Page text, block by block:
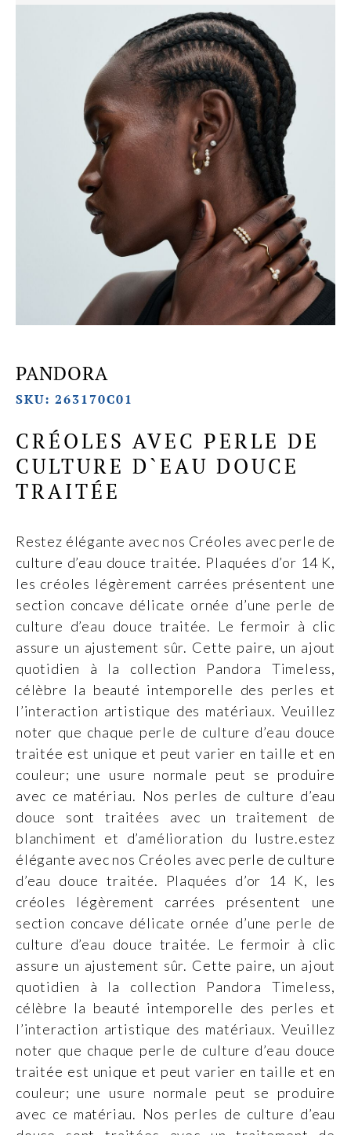
PANDORA
SKU: 263170C01
CRÉOLES AVEC PERLE DE
CULTURE D`EAU DOUCE
TRAITÉE
Restez élégante avec nos Créoles avec perle de
culture d’eau douce traitée. Plaquées d’or 14 K,
les créoles légèrement carrées présentent une
section concave délicate ornée d’une perle de
culture d’eau douce traitée. Le fermoir à clic
assure un ajustement sûr. Cette paire, un ajout
quotidien à la collection Pandora Timeless,
célèbre la beauté intemporelle des perles et
l’interaction artistique des matériaux. Veuillez
noter que chaque perle de culture d’eau douce
traitée est unique et peut varier en taille et en
couleur; une usure normale peut se produire
avec ce matériau. Nos perles de culture d’eau
douce sont traitées avec un traitement de
blanchiment et d’amélioration du lustre.estez
élégante avec nos Créoles avec perle de culture
d’eau douce traitée. Plaquées d’or 14 K, les
créoles légèrement carrées présentent une
section concave délicate ornée d’une perle de
culture d’eau douce traitée. Le fermoir à clic
assure un ajustement sûr. Cette paire, un ajout
quotidien à la collection Pandora Timeless,
célèbre la beauté intemporelle des perles et
l’interaction artistique des matériaux. Veuillez
noter que chaque perle de culture d’eau douce
traitée est unique et peut varier en taille et en
couleur; une usure normale peut se produire
avec ce matériau. Nos perles de culture d’eau